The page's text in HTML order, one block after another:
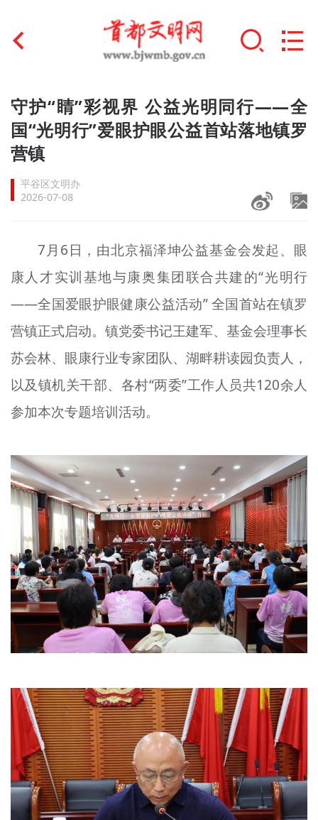
首页
文明创建
+
文明实践
文明培育
+
榜样人物
+
身边好人
文明评论
北京宣传文化引导基金
宣传思想文化人才
资料库
+
守护“睛”彩视界 公益光明同行——全
国“光明行”爱眼护眼公益首站落地镇罗
营镇
平谷区文明办
2026-07-08
7月6日，由北京福泽坤公益基金会发起、眼
康人才实训基地与康奥集团联合共建的“光明行
——全国爱眼护眼健康公益活动” 全国首站在镇罗
营镇正式启动。镇党委书记王建军、基金会理事长
苏会林、眼康行业专家团队、湖畔耕读园负责人，
以及镇机关干部、各村“两委”工作人员共120余人
参加本次专题培训活动。